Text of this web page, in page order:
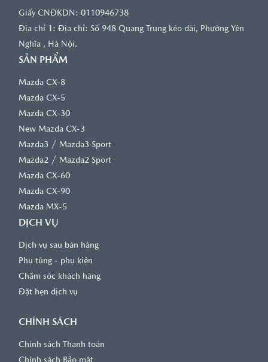
Giấy CNĐKDN: 0110946738
Địa chỉ 1: Ðịa chỉ: Số 948 Quang Trung kéo dài, Phường Yên
Nghĩa , Hà Nội.
SẢN PHẨM
Mazda CX-8
Mazda CX-5
Mazda CX-30
New Mazda CX-3
Mazda3 / Mazda3 Sport
Mazda2 / Mazda2 Sport
Mazda CX-60
Mazda CX-90
Mazda MX-5
DỊCH VỤ
Dịch vụ sau bán hàng
Phụ tùng - phụ kiện
Chăm sóc khách hàng
Đặt hẹn dịch vụ
CHÍNH SÁCH
Chính sách Thanh toán